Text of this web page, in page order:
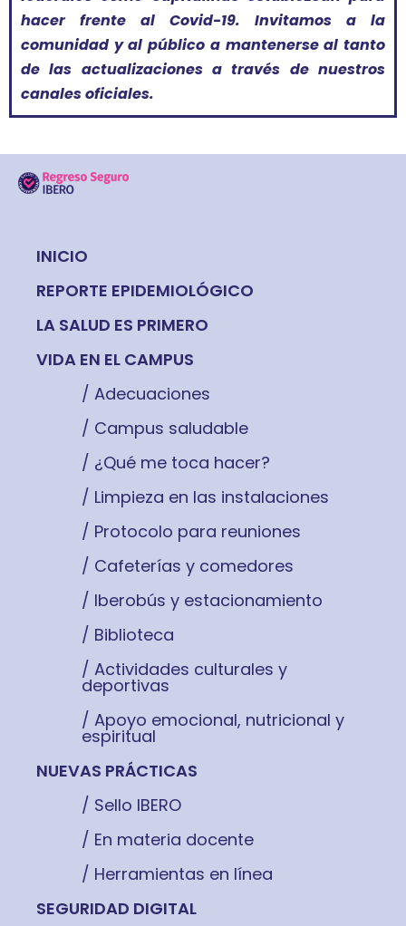
hacer frente al Covid-19. Invitamos a la
comunidad y al público a mantenerse al tanto
de las actualizaciones a través de nuestros
canales oficiales.
INICIO
REPORTE EPIDEMIOLÓGICO
LA SALUD ES PRIMERO
VIDA EN EL CAMPUS
/ Adecuaciones
/ Campus saludable
/ ¿Qué me toca hacer?
/ Limpieza en las instalaciones
/ Protocolo para reuniones
/ Cafeterías y comedores
/ Iberobús y estacionamiento
/ Biblioteca
/ Actividades culturales y
deportivas
/ Apoyo emocional, nutricional y
espiritual
NUEVAS PRÁCTICAS
/ Sello IBERO
/ En materia docente
/ Herramientas en línea
SEGURIDAD DIGITAL